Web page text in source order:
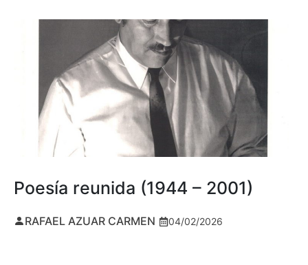
Poesía reunida (1944 – 2001)
RAFAEL AZUAR CARMEN 04/02/2026